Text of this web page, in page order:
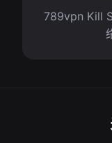
789vpn Kill